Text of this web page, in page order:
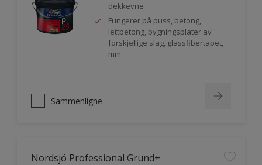
dekkevne
Fungerer på puss, betong,
lettbetong, bygningsplater av
forskjellige slag, glassfibertapet,
mm
Sammenligne
Nordsjö Professional Grund+